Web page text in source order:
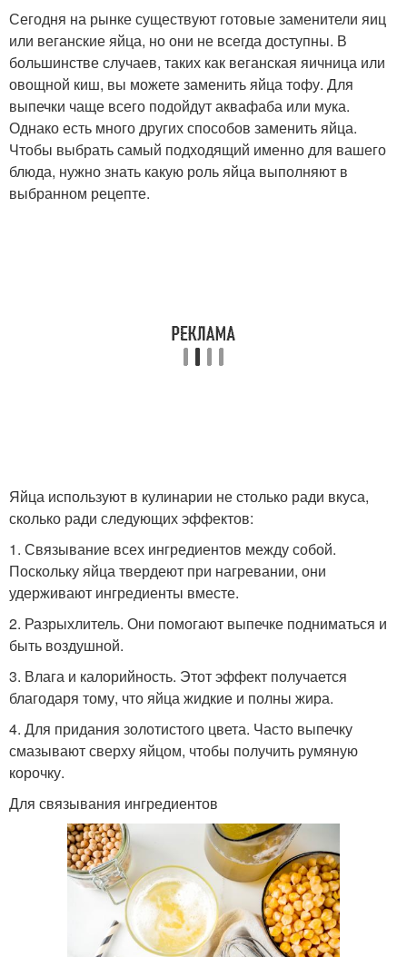
Сегодня на рынке существуют готовые заменители яиц
или веганские яйца, но они не всегда доступны. В
большинстве случаев, таких как веганская яичница или
овощной киш, вы можете заменить яйца тофу. Для
выпечки чаще всего подойдут аквафаба или мука.
Однако есть много других способов заменить яйца.
Чтобы выбрать самый подходящий именно для вашего
блюда, нужно знать какую роль яйца выполняют в
выбранном рецепте.
Яйца используют в кулинарии не столько ради вкуса,
сколько ради следующих эффектов:
1. Связывание всех ингредиентов между собой.
Поскольку яйца твердеют при нагревании, они
удерживают ингредиенты вместе.
2. Разрыхлитель. Они помогают выпечке подниматься и
быть воздушной.
3. Влага и калорийность. Этот эффект получается
благодаря тому, что яйца жидкие и полны жира.
4. Для придания золотистого цвета. Часто выпечку
смазывают сверху яйцом, чтобы получить румяную
корочку.
Для связывания ингредиентов